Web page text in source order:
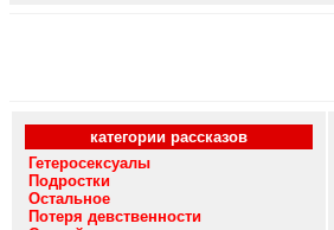
категории рассказов
Гетеросексуалы
Подростки
Остальное
Потеря девственности